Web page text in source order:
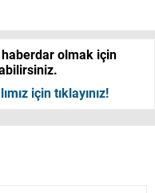
olmak için
için tıklayınız!